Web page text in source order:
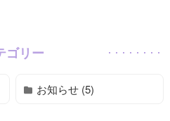
ゴリー
お知らせ (5)